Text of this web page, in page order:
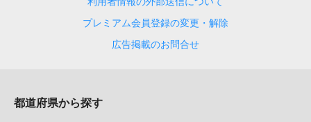
プレミアム会員登録の変更・解除
広告掲載のお問合せ
都道府県から探す